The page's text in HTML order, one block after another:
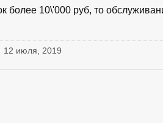
более 10\'000 руб, то
12 июля, 2019